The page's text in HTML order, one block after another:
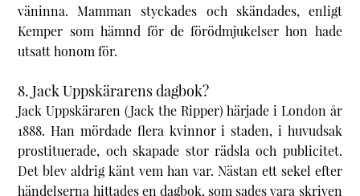
väninna. Mamman styckades och skändades, enligt
Kemper som hämnd för de förödmjukelser hon hade
utsatt honom för.
8. Jack Uppskärarens dagbok?
Jack Uppskäraren (Jack the Ripper) härjade i London år
1888. Han mördade flera kvinnor i staden, i huvudsak
prostituerade, och skapade stor rädsla och publicitet.
Det blev aldrig känt vem han var. Nästan ett sekel efter
händelserna hittades en dagbok, som sades vara skriven